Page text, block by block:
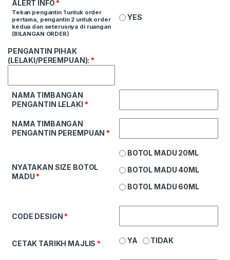
ALERT INFO*
Tekan pengantin 1 untuk order
pertama, pengantin 2 untuk order
kedua dan seterusnya di ruangan
(BILANGAN ORDER)
YES
PENGANTIN PIHAK
(LELAKI/PEREMPUAN):*
NAMA TIMBANGAN
PENGANTIN LELAKI *
NAMA TIMBANGAN
PENGANTIN PEREMPUAN*
NYATAKAN SIZE BOTOL
MADU*
BOTOL MADU 20ML
BOTOL MADU 40ML
BOTOL MADU 60ML
CODE DESIGN*
CETAK TARIKH MAJLIS* YA TIDAK